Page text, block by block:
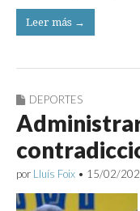
Leer más →
DEPORTES
por Lluís Foix • 15/02/